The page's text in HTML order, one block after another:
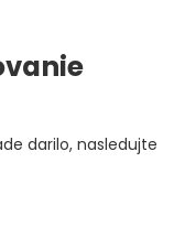
darilo, nasledujte